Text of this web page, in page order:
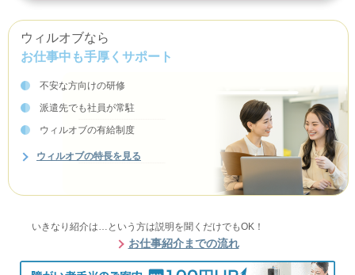
ウィルオブなら
お仕事中も手厚くサポート
不安な方向けの研修
派遣先でも社員が常駐
ウィルオブの有給制度
ウィルオブの特長を見る
いきなり紹介は…という方は説明を聞くだけでもOK！
お仕事紹介までの流れ